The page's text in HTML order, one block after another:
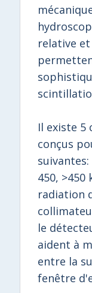
relative
Il existe 5
conçus
suivantes:
450, >450
radiation
le
aident à
entre la
fenêtre